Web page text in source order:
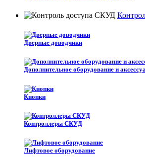
Дверные доводчики
Дополнительное оборудование и
Кнопки
Контроллеры СКУД
Лифтовое оборудование